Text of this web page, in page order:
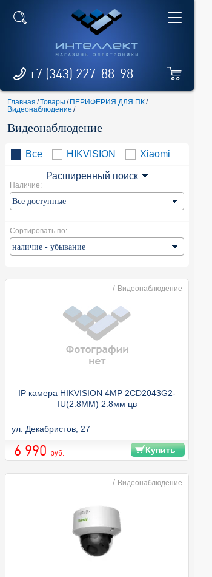
+7 (343) 227-88-98
Главная /Товары / ПЕРИФЕРИЯ ДЛЯ ПК/
Видеонаблюдение /
Видеонаблюдение
Все HIKVISION Xiaomi
Расширенный поиск
Наличие:
Сортировать по:
/ Видеонаблюдение
IP камера HIKVISION 4MP 2CD2043G2-
IU(2.8MM) 2.8мм цв
ул. Декабристов, 27
6 990 руб. Купить
/ Видеонаблюдение